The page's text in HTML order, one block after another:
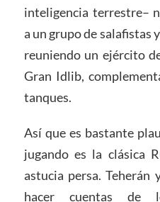
inteligencia terrestre–
a un grupo de salafistas
reuniendo un ejército
Gran Idlib,
tanques.
Así que es bastante
jugando es la clásica
astucia persa.
hacer cuentas de